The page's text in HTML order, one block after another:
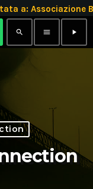
Associazione
search menu play_arrow